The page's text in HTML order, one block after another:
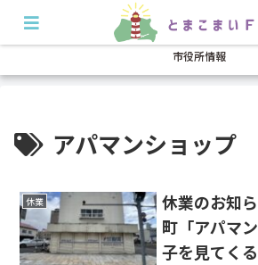
開店・閉店 イベント グルメ
市役所情報
アパマンショップ
休業
休業のお知
町「アパマ
子を見てく